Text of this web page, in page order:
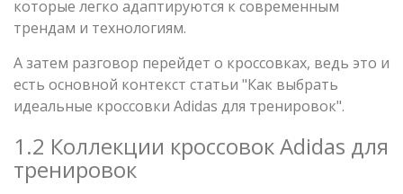
которые легко адаптируются к современным
трендам и технологиям.
А затем разговор перейдет о кроссовках, ведь это и
есть основной контекст статьи "Как выбрать
идеальные кроссовки Adidas для тренировок".
1.2 Коллекции кроссовок Adidas для
тренировок